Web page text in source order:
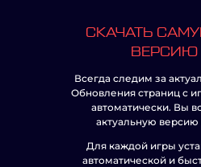
СКАЧАТЬ
ВЕРСИЮ
Всегда следим за
Обновления страниц с
автоматически. Вы
актуальную версию
Для каждой игры
автоматической и